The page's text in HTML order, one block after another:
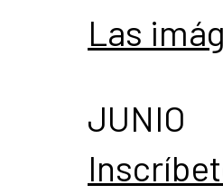
Las
JUNIO